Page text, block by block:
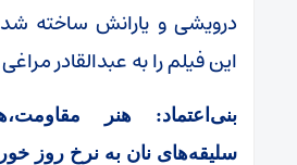
درویشی و یارانش ساخته
این فیلم را به عبدالقادر
بنی‌اعتماد: هنر
سلیقه‌های نان به نرخ روز